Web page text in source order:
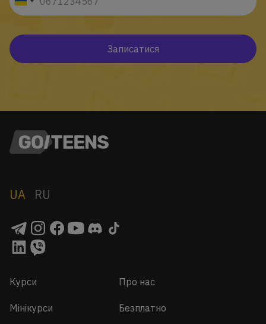
Записатися
UA RU
Курси
Мінікурси
Про нас
Безплатно